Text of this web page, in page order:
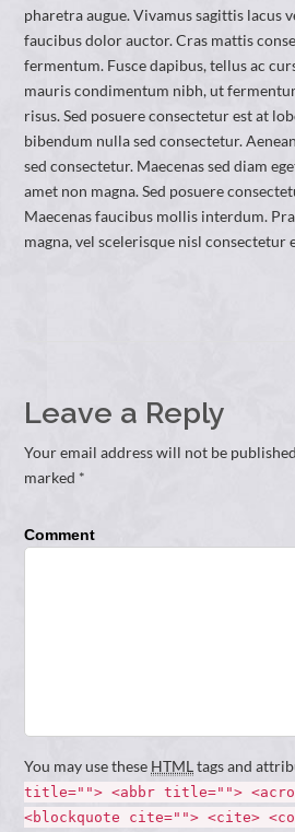
pharetra augue. Vivamus sagittis lacus
faucibus dolor auctor. Cras mattis
fermentum. Fusce dapibus, tellus ac
mauris condimentum nibh, ut
risus. Sed posuere consectetur est at
bibendum nulla sed consectetur.
sed consectetur. Maecenas sed diam
amet non magna. Sed posuere
Maecenas faucibus mollis interdum.
magna, vel scelerisque nisl consectetur
Leave a Reply
Your email address will not be
marked *
Comment
You may use these HTML tags and
title=""> <abbr title="">
<blockquote cite=""> <cite>